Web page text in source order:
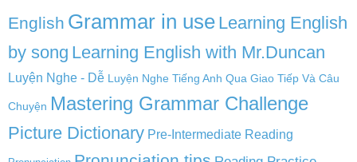
English Grammar in use Learning English
by song Learning English with Mr.Duncan
Luyện Nghe - Dễ Luyện Nghe Tiếng Anh Qua Giao Tiếp Và Câu
Chuyện Mastering Grammar Challenge
Picture Dictionary Pre-Intermediate Reading